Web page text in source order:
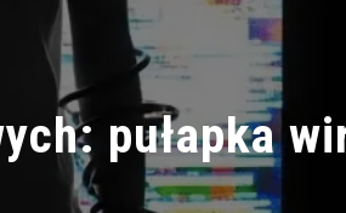
pułapka